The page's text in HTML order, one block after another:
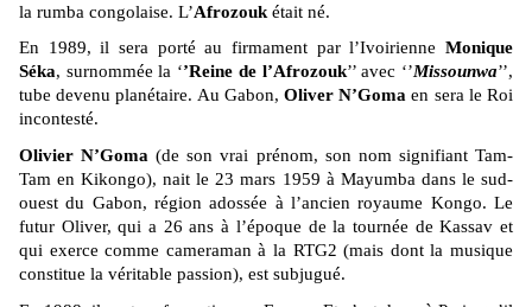
la rumba congolaise. L’Afrozouk était né.
En 1989, il sera porté au firmament par l’Ivoirienne Monique
Séka, surnommée la ‘’Reine de l’Afrozouk’’ avec ‘’Missounwa’’,
tube devenu planétaire. Au Gabon, Oliver N’Goma en sera le Roi
incontesté.
Olivier N’Goma (de son vrai prénom, son nom signifiant Tam-
Tam en Kikongo), nait le 23 mars 1959 à Mayumba dans le sud-
ouest du Gabon, région adossée à l’ancien royaume Kongo. Le
futur Oliver, qui a 26 ans à l’époque de la tournée de Kassav et
qui exerce comme cameraman à la RTG2 (mais dont la musique
constitue la véritable passion), est subjugué.